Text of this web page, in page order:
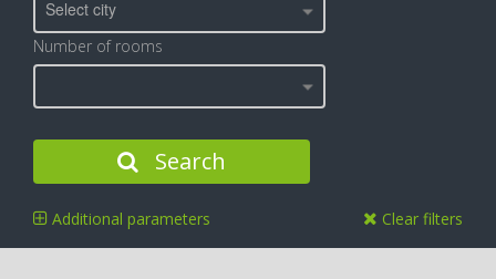
Select city
Number of rooms
Search
Additional parameters Clear filters